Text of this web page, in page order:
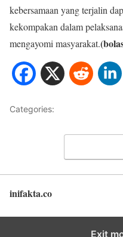
kebersamaan yang terjalin
kekompakan dalam
mengayomi masyarakat.
Categories:
inifakta.co
Exit